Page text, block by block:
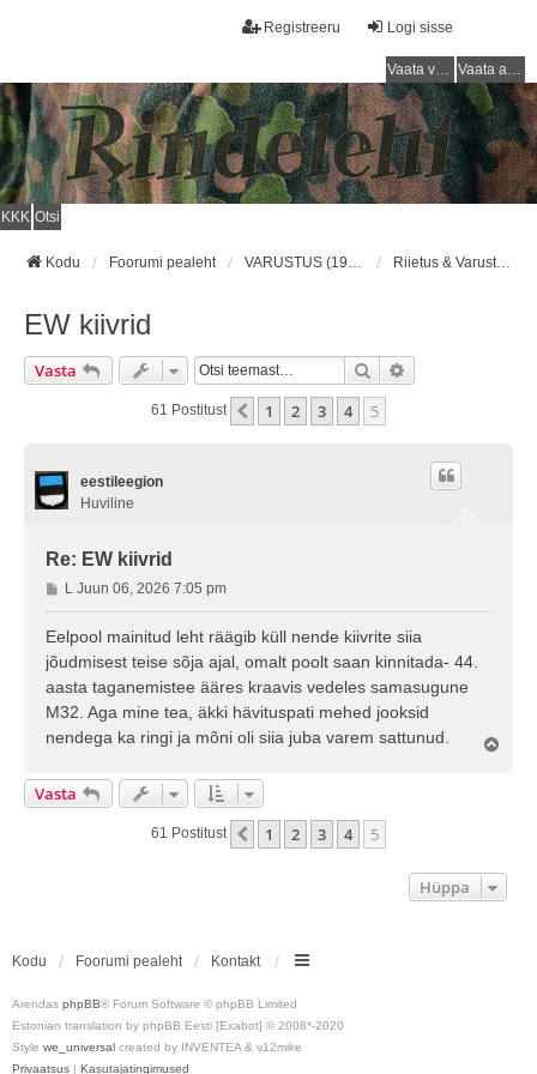
Logi sisse
Registreeru
Vaata vastamata teemasi Vaata aktiivseid teemasid
KKK Otsi
Kodu Foorumi pealeht VARUSTUS (1918 - 1940) / EQUIPMENT (1918 - 1940) Riietus & Varustus/Clothing & Equipment
EW kiivrid
Vasta Otsi
61 Postitust Eelmine
1 2 3 4 5
eestileegion
Huviline
Re: EW kiivrid
P
o
s
i
t
u
s
L Juun 06, 2026 7:05 pm
Eelpool mainitud leht räägib küll nende kiivrite siia
jõudmisest teise sõja ajal, omalt poolt saan kinnitada- 44.
aasta taganemistee ääres kraavis vedeles samasugune
M32. Aga mine tea, äkki hävituspati mehed jooksid
nendega ka ringi ja mõni oli siia juba varem sattunud.
Vasta
61 Postitust Eelmine
1 2 3 4 5
Hüppa
Kodu Foorumi pealeht Kontakt
Arendas phpBB® Forum Software © phpBB Limited
Estonian translation by phpBB Eesti [Exabot] © 2008*-2020
Style we_universal created by INVENTEA & v12mike
Privaatsus | Kasutajatingimused